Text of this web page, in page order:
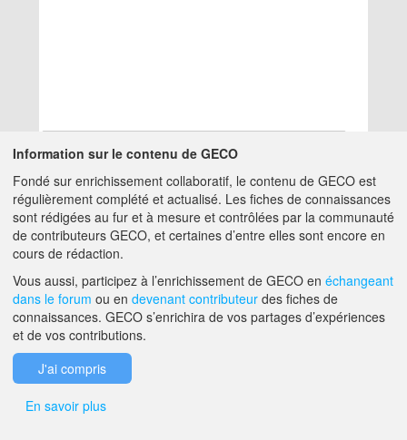
Aucun résultat
A PROPOS DE GECO AIDE
F.A.Q. NOUS CONTACTER
Information sur le contenu de GECO
Fondé sur enrichissement collaboratif, le contenu de GECO est
régulièrement complété et actualisé. Les fiches de connaissances
sont rédigées au fur et à mesure et contrôlées par la communauté
de contributeurs GECO, et certaines d’entre elles sont encore en
cours de rédaction.
Vous aussi, participez à l’enrichissement de GECO en échangeant
dans le forum ou en devenant contributeur des fiches de
connaissances. GECO s’enrichira de vos partages d’expériences
et de vos contributions.
J'ai compris
En savoir plus